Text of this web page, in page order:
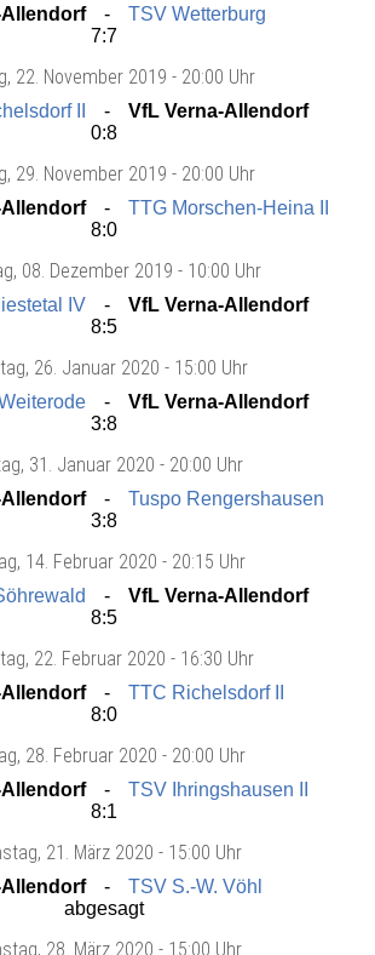
TSV Wetterburg
7:7
, 22. November 2019 - 20:00 Uhr
II
VfL Verna-Allendorf
0:8
, 29. November 2019 - 20:00 Uhr
TTG Morschen-Heina II
8:0
, 08. Dezember 2019 - 10:00 Uhr
IV
VfL Verna-Allendorf
8:5
, 26. Januar 2020 - 15:00 Uhr
VfL Verna-Allendorf
3:8
, 31. Januar 2020 - 20:00 Uhr
Tuspo Rengershausen
3:8
, 14. Februar 2020 - 20:15 Uhr
VfL Verna-Allendorf
8:5
, 22. Februar 2020 - 16:30 Uhr
TTC Richelsdorf II
8:0
, 28. Februar 2020 - 20:00 Uhr
TSV Ihringshausen II
8:1
, 21. März 2020 - 15:00 Uhr
TSV S.-W. Vöhl
abgesagt
, 28. März 2020 - 15:00 Uhr